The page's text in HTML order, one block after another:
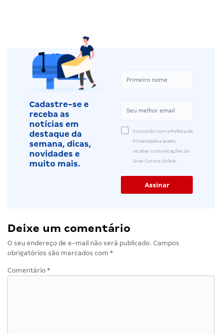
Cadastre-se e
receba as
notícias em
destaque da
semana, dicas,
novidades e
muito mais.
Concordo com a Política de
Privacidade e aceito
receber comunicações do
Gran Cursos Online.
Deixe um comentário
O seu endereço de e-mail não será publicado. Campos
obrigatórios são marcados com *
Comentário *